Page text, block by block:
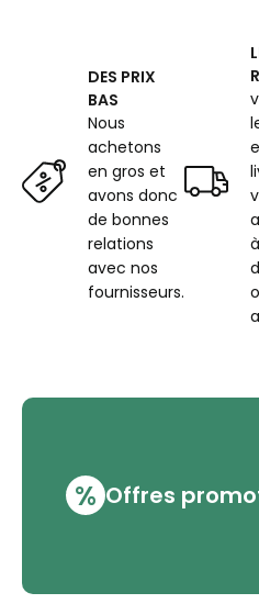
fleurs
DES PRIX
BAS
Nous
achetons
en gros et
avons donc
de bonnes
relations
avec nos
fournisseurs.
% Offres